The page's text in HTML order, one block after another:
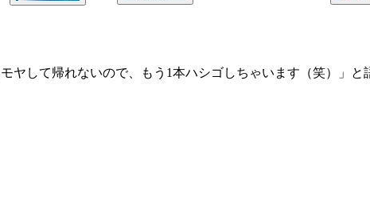
ヤして帰れないので、もう1本ハシゴしちゃいます（笑）」